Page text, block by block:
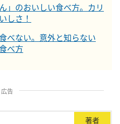
」のおいしい食べ方。カリ
しさ！
べない。意外と知らない
べ方
広告
著者